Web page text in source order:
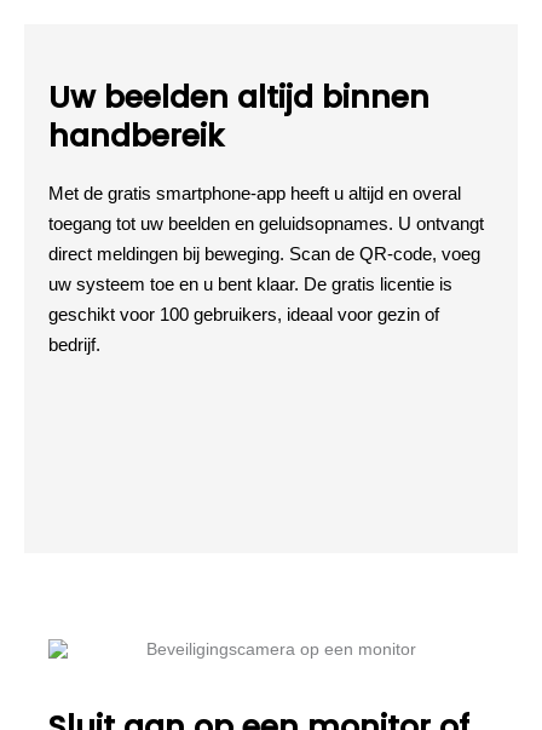
Uw beelden altijd binnen
handbereik
Met de gratis smartphone-app heeft u altijd en overal
toegang tot uw beelden en geluidsopnames. U ontvangt
direct meldingen bij beweging. Scan de QR-code, voeg
uw systeem toe en u bent klaar. De gratis licentie is
geschikt voor 100 gebruikers, ideaal voor gezin of
bedrijf.